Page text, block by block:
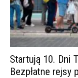
Startują 10. Dni
Bezpłatne rejsy